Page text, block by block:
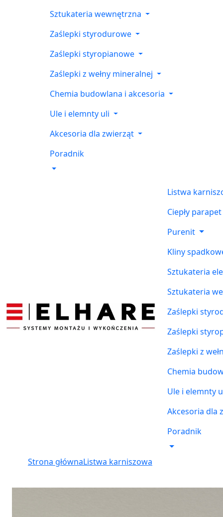
Sztukateria wewnętrzna
Zaślepki styrodurowe
Zaślepki styropianowe
Zaślepki z wełny mineralnej
Chemia budowlana i akcesoria
Ule i elemnty uli
Akcesoria dla zwierząt
Poradnik
Listwa
Ciepły parapet
Purenit
Kliny
Sztukateria
Sztukateria
Zaślepki
Zaślepki
Zaślepki z
Chemia
Ule i elemnty
Akcesoria dla
Poradnik
Strona głównaListwa karniszowa